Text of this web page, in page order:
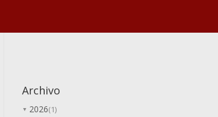
Archivo
▼ 2026(1)